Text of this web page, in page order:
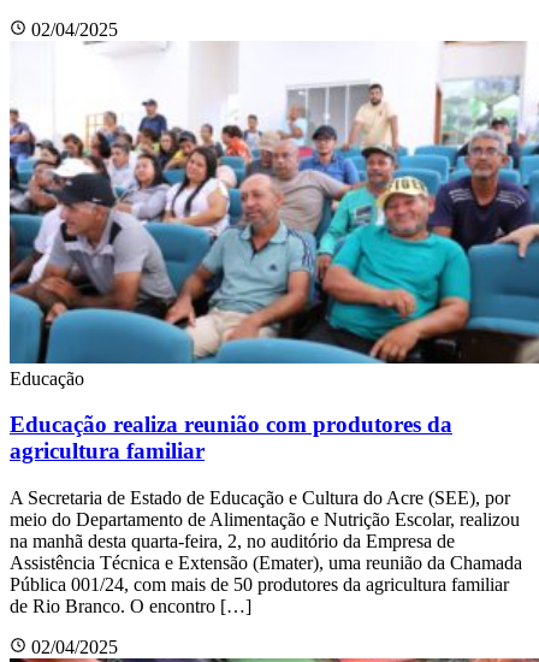
02/04/2025
Educação
Educação realiza reunião com produtores da
agricultura familiar
A Secretaria de Estado de Educação e Cultura do Acre (SEE), por
meio do Departamento de Alimentação e Nutrição Escolar, realizou
na manhã desta quarta-feira, 2, no auditório da Empresa de
Assistência Técnica e Extensão (Emater), uma reunião da Chamada
Pública 001/24, com mais de 50 produtores da agricultura familiar
de Rio Branco. O encontro […]
02/04/2025